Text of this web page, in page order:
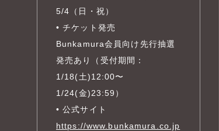
5/4（日・祝）
• チケット発売
Bunkamura会員向け先行抽選
発売あり（受付期間：
1/18(土)12:00〜
1/24(金)23:59）
• 公式サイト
https://www.bunkamura.co.jp